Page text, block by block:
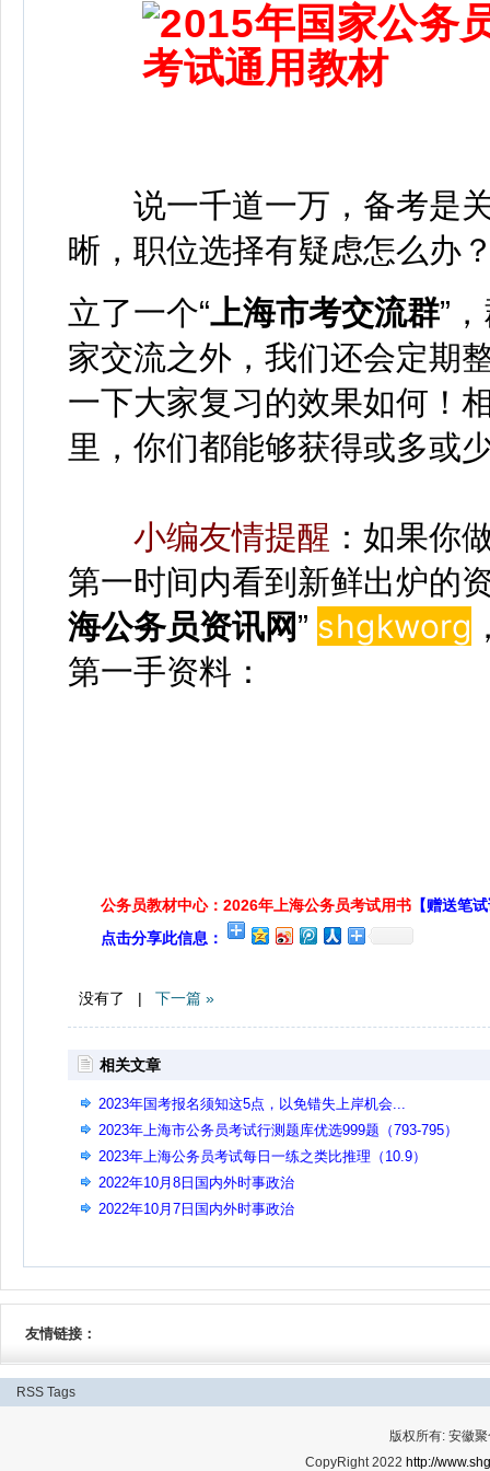
说一千道一万，备考是关
晰，职位选择有疑虑怎么办
立了一个“上海市考交流群”
家交流之外，我们还会定期
一下大家复习的效果如何！
里，你们都能够获得或多或
小编友情提醒 ：如果你
第一时间内看到新鲜出炉的
海公务员资讯网” shgkworg
第一手资料：
公务员教材中心：2026年上海公务员考试用书 【赠送笔
点击分享此信息：
没有了 | 下一篇 »
相关文章
2023年国考报名须知这5点，以免错失上岸机会...
2023年上海市公务员考试行测题库优选999题（793-795）
2023年上海公务员考试每日一练之类比推理（10.9）
2022年10月8日国内外时事政治
2022年10月7日国内外时事政治
友情链接：
RSS Tags
版权所有: 安徽
CopyRight 2022 http://